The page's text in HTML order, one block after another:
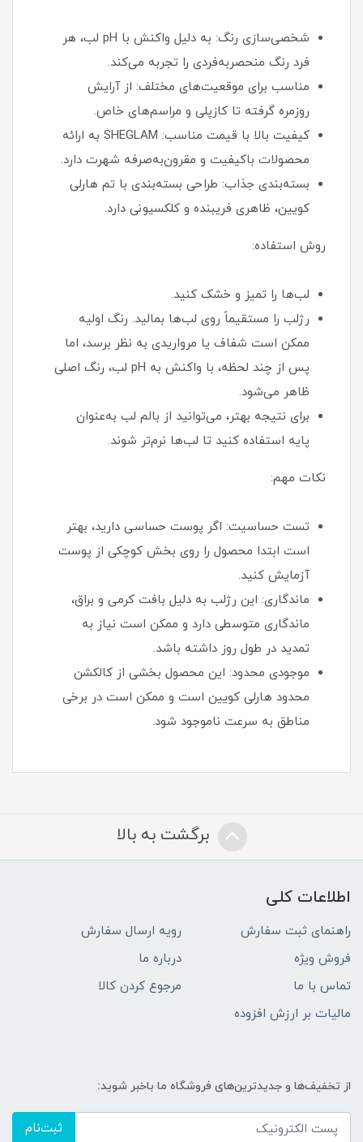
شخصی‌سازی رنگ: به دلیل واکنش با pH لب، هر
فرد رنگ منحصربه‌فردی را تجربه می‌کند.
مناسب برای موقعیت‌های مختلف: از آرایش
روزمره گرفته تا کازپلی و مراسم‌های خاص.
کیفیت بالا با قیمت مناسب: SHEGLAM به ارائه
محصولات باکیفیت و مقرون‌به‌صرفه شهرت دارد.
بسته‌بندی جذاب: طراحی بسته‌بندی با تم هارلی
کویین، ظاهری فریبنده و کلکسیونی دارد.
روش استفاده:
لب‌ها را تمیز و خشک کنید.
رژلب را مستقیماً روی لب‌ها بمالید. رنگ اولیه
ممکن است شفاف یا مرواریدی به نظر برسد، اما
پس از چند لحظه، با واکنش به pH لب، رنگ اصلی
ظاهر می‌شود.
برای نتیجه بهتر، می‌توانید از بالم لب به‌عنوان
پایه استفاده کنید تا لب‌ها نرم‌تر شوند.
نکات مهم:
تست حساسیت: اگر پوست حساسی دارید، بهتر
است ابتدا محصول را روی بخش کوچکی از پوست
آزمایش کنید.
ماندگاری: این رژلب به دلیل بافت کرمی و براق،
ماندگاری متوسطی دارد و ممکن است نیاز به
تمدید در طول روز داشته باشد.
موجودی محدود: این محصول بخشی از کالکشن
محدود هارلی کویین است و ممکن است در برخی
مناطق به سرعت ناموجود شود.
برگشت به بالا
اطلاعات کلی
راهنمای ثبت سفارش
رویه ارسال سفارش
فروش ویژه
درباره ما
تماس با ما
مرجوع کردن کالا
مالیات بر ارزش افزوده
از تخفیف‌ها و جدیدترین‌های فروشگاه ما باخبر شوید:
ثبت‌نام